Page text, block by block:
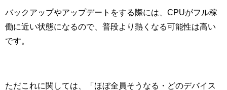
バックアップやアップデートをする際には、CPUがフル稼
働に近い状態になるので、普段より熱くなる可能性は高い
です。
ただこれに関しては、「ほぼ全員そうなる・どのデバイス